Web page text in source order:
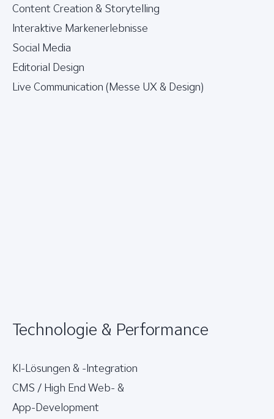
Content Creation & Storytelling
Interaktive Markenerlebnisse
Social Media
Editorial Design
Live Communication (Messe UX & Design)
Technologie & Performance
KI-Lösungen & -Integration
CMS / High End Web- &
App-Development